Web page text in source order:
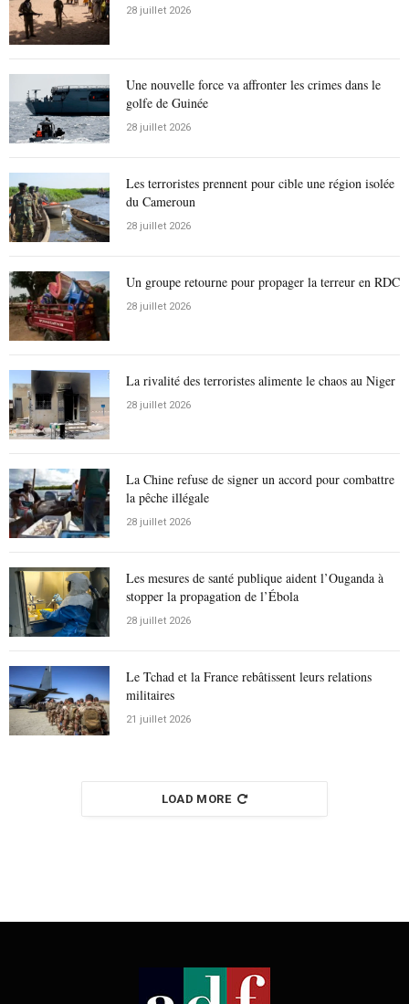
28 juillet 2026
Une nouvelle force va affronter les crimes dans le
golfe de Guinée
28 juillet 2026
Les terroristes prennent pour cible une région isolée
du Cameroun
28 juillet 2026
Un groupe retourne pour propager la terreur en RDC
28 juillet 2026
La rivalité des terroristes alimente le chaos au Niger
28 juillet 2026
La Chine refuse de signer un accord pour combattre
la pêche illégale
28 juillet 2026
Les mesures de santé publique aident l’Ouganda à
stopper la propagation de l’Ébola
28 juillet 2026
Le Tchad et la France rebâtissent leurs relations
militaires
21 juillet 2026
LOAD MORE